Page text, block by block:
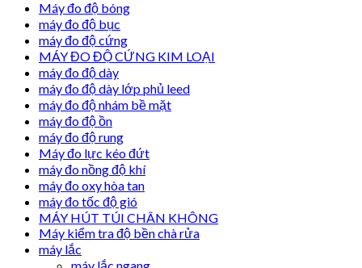
Máy đo độ bóng
máy đo độ bục
máy đo độ cứng
MÁY ĐO ĐỘ CỨNG KIM LOẠI
máy đo độ dày
máy đo độ dày lớp phủ leed
máy đo độ nhám bề mặt
máy đo độ ồn
máy đo độ rung
Máy đo lực kéo đứt
máy đo nồng độ khí
máy đo oxy hòa tan
máy đo tốc độ gió
MÁY HÚT TÚI CHÂN KHÔNG
Máy kiểm tra độ bền chà rửa
máy lắc